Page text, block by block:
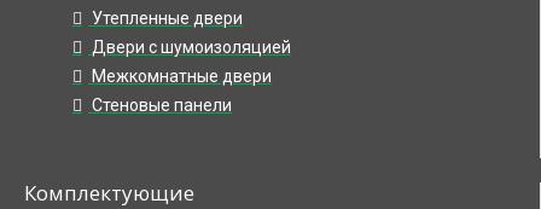
Утепленные двери
Двери с шумоизоляцией
Межкомнатные двери
Стеновые панели
Комплектующие